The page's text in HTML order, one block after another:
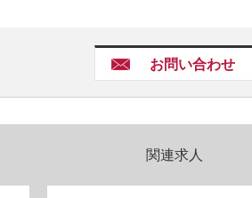
お問い合わせ
関連求人